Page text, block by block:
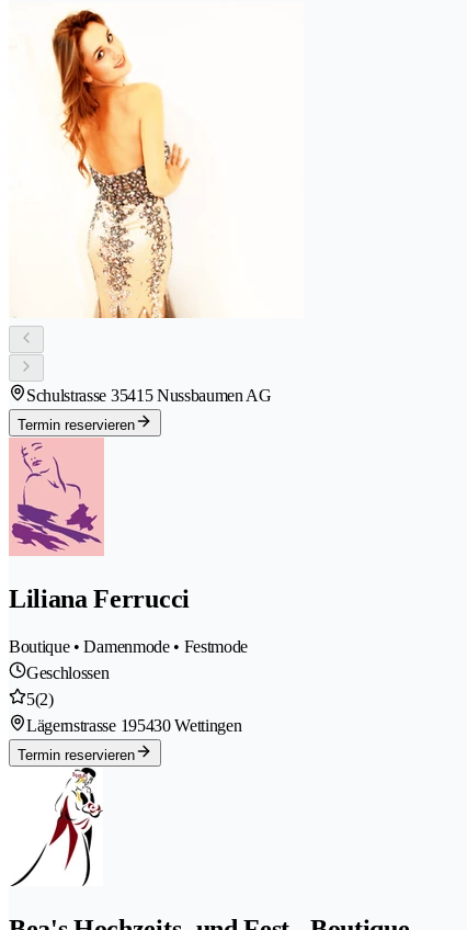
Schulstrasse 35415 Nussbaumen AG
Termin reservieren
Liliana Ferrucci
Boutique • Damenmode • Festmode
Geschlossen
5(2)
Lägernstrasse 195430 Wettingen
Termin reservieren